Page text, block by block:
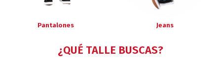
Pantalones Jeans
¿QUÉ TALLE BUSCAS?